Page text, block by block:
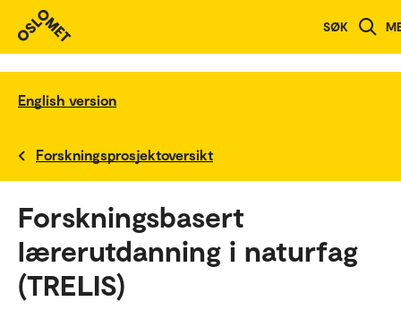
SØK
English version
Forskningsprosjektoversikt
Forskningsbasert
lærerutdanning i naturfag
(TRELIS)